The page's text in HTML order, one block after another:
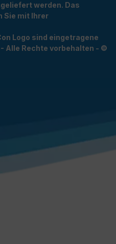
werden. Das
Sie mit Ihrer
Logo sind eingetragene
- Alle Rechte vorbehalten - ©